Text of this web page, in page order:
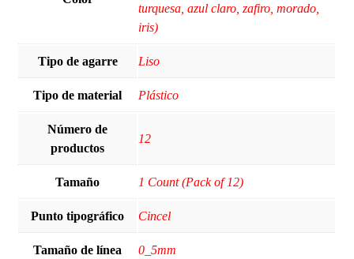
turquesa, azul claro, zafiro, morado,
iris)
Tipo de agarre ‎Liso
Tipo de material ‎Plástico
Número de
productos
‎12
Tamaño ‎1 Count (Pack of 12)
Punto tipográfico ‎Cincel
Tamaño de línea ‎0_5mm